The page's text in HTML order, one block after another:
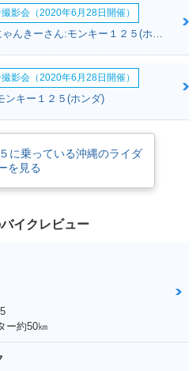
・その
影会（2020年6月28日開催）
影会（2020年6月28日開催）
ンキー１２５(ホンダ)
に乗っている沖縄のライダ
を見る
イクレビュー
ー約50㎞